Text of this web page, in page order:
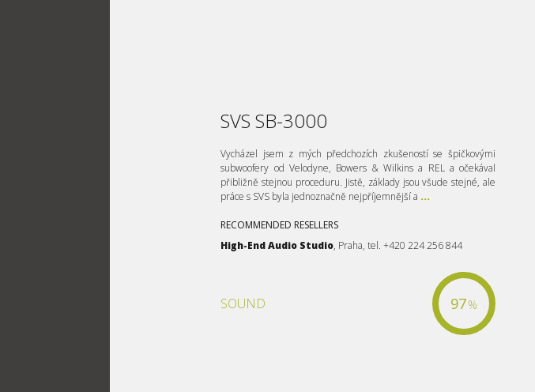
SVS SB-3000
Vycházel jsem z mých předchozích zkušeností se špičkovými
subwoofery od Velodyne, Bowers & Wilkins a REL a očekával
přibližně stejnou proceduru. Jistě, základy jsou všude stejné, ale
práce s SVS byla jednoznačně nejpříjemnější a ...
RECOMMENDED RESELLERS
High-End Audio Studio, Praha, tel. +420 224 256 844
SOUND 97%